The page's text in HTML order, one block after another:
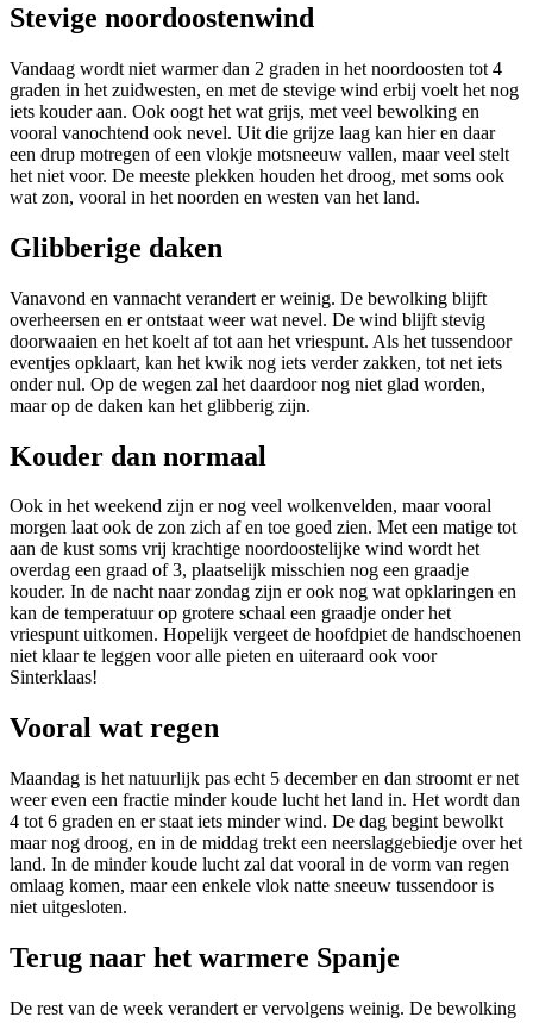
Stevige noordoostenwind
Vandaag wordt niet warmer dan 2 graden in het noordoosten tot 4
graden in het zuidwesten, en met de stevige wind erbij voelt het nog
iets kouder aan. Ook oogt het wat grijs, met veel bewolking en
vooral vanochtend ook nevel. Uit die grijze laag kan hier en daar
een drup motregen of een vlokje motsneeuw vallen, maar veel stelt
het niet voor. De meeste plekken houden het droog, met soms ook
wat zon, vooral in het noorden en westen van het land.
Glibberige daken
Vanavond en vannacht verandert er weinig. De bewolking blijft
overheersen en er ontstaat weer wat nevel. De wind blijft stevig
doorwaaien en het koelt af tot aan het vriespunt. Als het tussendoor
eventjes opklaart, kan het kwik nog iets verder zakken, tot net iets
onder nul. Op de wegen zal het daardoor nog niet glad worden,
maar op de daken kan het glibberig zijn.
Kouder dan normaal
Ook in het weekend zijn er nog veel wolkenvelden, maar vooral
morgen laat ook de zon zich af en toe goed zien. Met een matige tot
aan de kust soms vrij krachtige noordoostelijke wind wordt het
overdag een graad of 3, plaatselijk misschien nog een graadje
kouder. In de nacht naar zondag zijn er ook nog wat opklaringen en
kan de temperatuur op grotere schaal een graadje onder het
vriespunt uitkomen. Hopelijk vergeet de hoofdpiet de handschoenen
niet klaar te leggen voor alle pieten en uiteraard ook voor
Sinterklaas!
Vooral wat regen
Maandag is het natuurlijk pas echt 5 december en dan stroomt er net
weer even een fractie minder koude lucht het land in. Het wordt dan
4 tot 6 graden en er staat iets minder wind. De dag begint bewolkt
maar nog droog, en in de middag trekt een neerslaggebiedje over het
land. In de minder koude lucht zal dat vooral in de vorm van regen
omlaag komen, maar een enkele vlok natte sneeuw tussendoor is
niet uitgesloten.
Terug naar het warmere Spanje
De rest van de week verandert er vervolgens weinig. De bewolking